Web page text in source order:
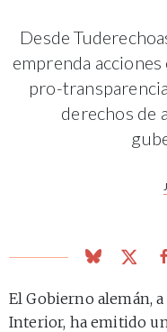
Desde
emprenda
pro-
derechos de
El Gobierno alemán,
Interior, ha emitido